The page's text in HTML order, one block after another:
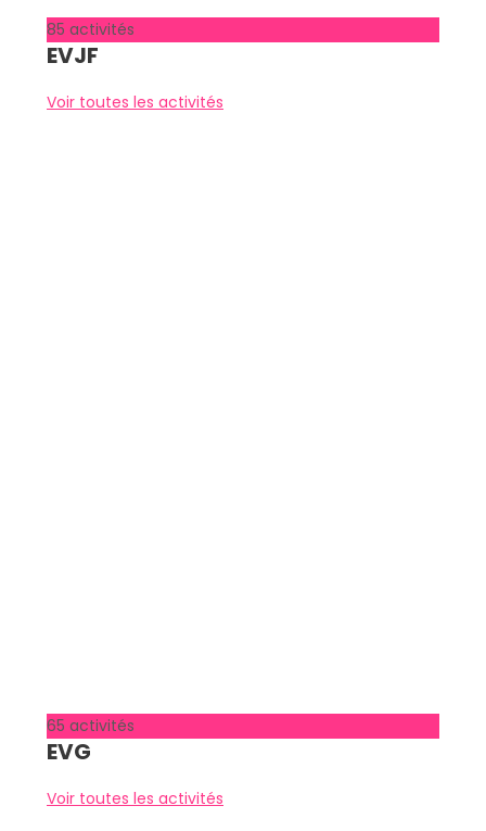
85 activités
EVJF
Voir toutes les activités
65 activités
EVG
Voir toutes les activités